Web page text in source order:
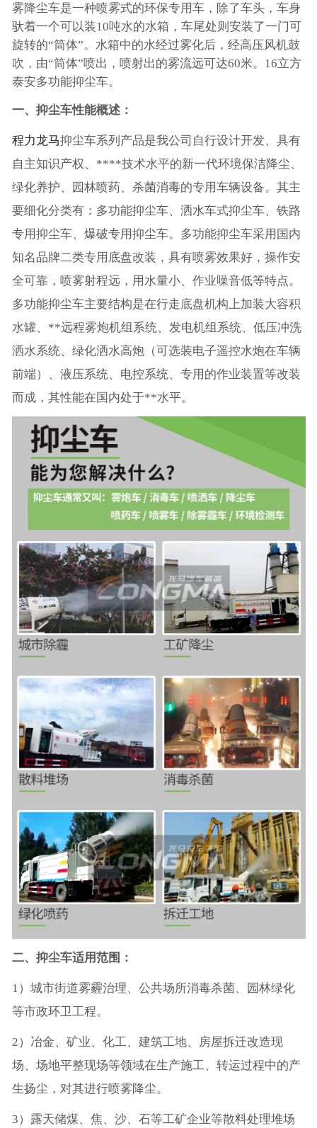
雾降尘车是一种喷雾式的环保专用车，除了车头，车身
驮着一个可以装10吨水的水箱，车尾处则安装了一门可
旋转的“筒体”。水箱中的水经过雾化后，经高压风机鼓
吹，由“筒体”喷出，喷射出的雾流远可达60米。16立方
泰安多功能抑尘车。
一、抑尘车性能概述：
程力龙马抑尘车系列产品是我公司自行设计开发、具有
自主知识产权、****技术水平的新一代环境保洁降尘、
绿化养护、园林喷药、杀菌消毒的专用车辆设备。其主
要细化分类有：多功能抑尘车、洒水车式抑尘车、铁路
专用抑尘车、爆破专用抑尘车。多功能抑尘车采用国内
知名品牌二类专用底盘改装，具有喷雾效果好，操作安
全可靠，喷雾射程远，用水量小、作业噪音低等特点。
多功能抑尘车主要结构是在行走底盘机构上加装大容积
水罐、**远程雾炮机组系统、发电机组系统、低压冲洗
洒水系统、绿化洒水高炮（可选装电子遥控水炮在车辆
前端）、液压系统、电控系统、专用的作业装置等改装
而成，其性能在国内处于**水平。
二、抑尘车适用范围：
1）城市街道雾霾治理、公共场所消毒杀菌、园林绿化
等市政环卫工程。
2）冶金、矿业、化工、建筑工地、房屋拆迁改造现
场、场地平整现场等领域在生产施工、转运过程中的产
生扬尘，对其进行喷雾降尘。
3）露天储煤、焦、沙、石等工矿企业等散料处理堆场